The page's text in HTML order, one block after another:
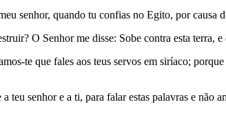
senhor, quando tu confias no Egito, por causa
O Senhor me disse: Sobe contra esta terra, e
te que fales aos teus servos em siríaco;
teu senhor e a ti, para falar estas palavras e não